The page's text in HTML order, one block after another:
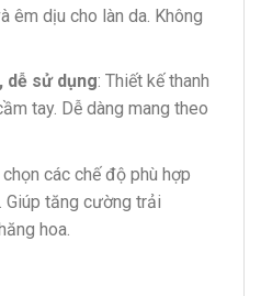
êm dịu cho làn da. Không
dễ sử dụng: Thiết kế thanh
tay. Dễ dàng mang theo
chọn các chế độ phù hợp
Giúp tăng cường trải
hoa.